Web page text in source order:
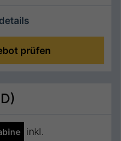
prüfen
inkl.